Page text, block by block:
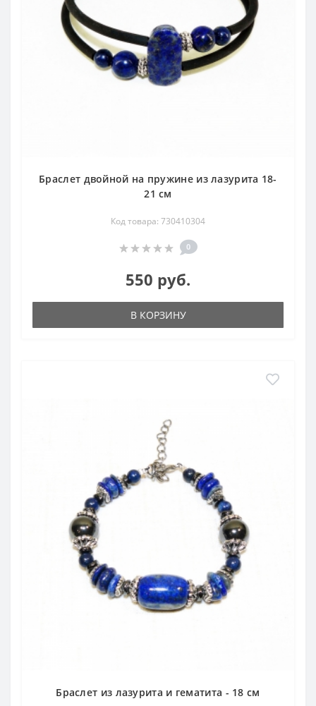
Браслет двойной на пружине из лазурита 18-
21 см
Код товара: 730410304
0
550 руб.
В КОРЗИНУ
Браслет из лазурита и гематита - 18 см